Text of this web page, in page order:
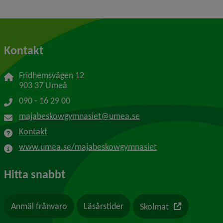
Kontakt
Fridhemsvägen 12
903 37 Umeå
090 - 16 29 00
majabeskowgymnasiet@umea.se
Kontakt
www.umea.se/majabeskowgymnasiet
Hitta snabbt
Anmäl frånvaro Läsårstider Skolmat Länk till en